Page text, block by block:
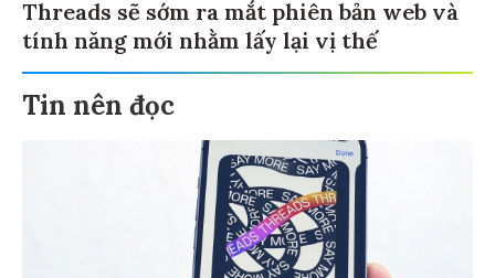
Threads sẽ sớm ra mắt phiên bản web và
tính năng mới nhằm lấy lại vị thế
Tin nên đọc